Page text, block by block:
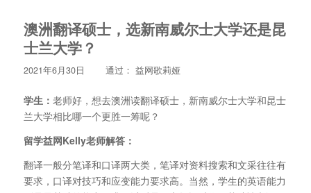
澳洲翻译硕士，选新南威尔士大学还是昆
士兰大学？
2021年6月30日 通过： 益网歌莉娅
学生： 老师好，想去澳洲读翻译硕士，新南威尔士大学和昆士
兰大学相比哪一个更胜一筹呢？
留学益网Kelly老师解答：
翻译一般分笔译和口译两大类，笔译对资料搜索和文采往往有
要求，口译对技巧和应变能力要求高。当然，学生的英语能力